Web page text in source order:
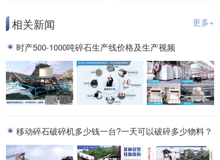
相关新闻 更多+
时产500-1000吨碎石生产线价格及生产视频
移动碎石破碎机多少钱一台?一天可以破碎多少物料？